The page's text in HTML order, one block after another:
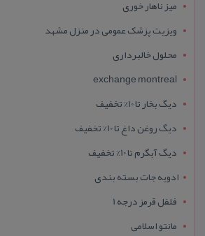
میز ناهار خوری
ویزیت پزشک عمومی در منزل مشهد
محلول خالبرداری
exchange montreal
دیگ بخار تا 10% تخفیف
دیگ روغن داغ تا 10% تخفیف
دیگ آبگرم تا 10% تخفیف
ادویه جات بسته بندی
فلفل قرمز درجه 1
مانتو اسلامی